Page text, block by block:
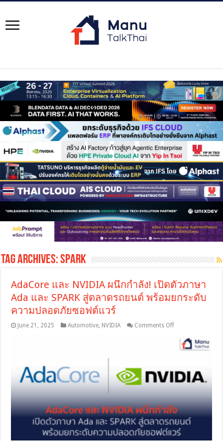
Tag Archives:SPARK
AdaCore และ NVIDIA ผนึกกำลัง! เปิดตัวภาษา
Ada และ SPARK สู่ตลาดรถยนต์ พร้อมยกระดับ
ความปลอดภัยซอฟต์แวร์
June 21, 2025 Automotive NVIDIA Comments Offon
และ
NVIDIA
เปิด
ตัว
Ada
และ
SPARK
สู่
ตลาด